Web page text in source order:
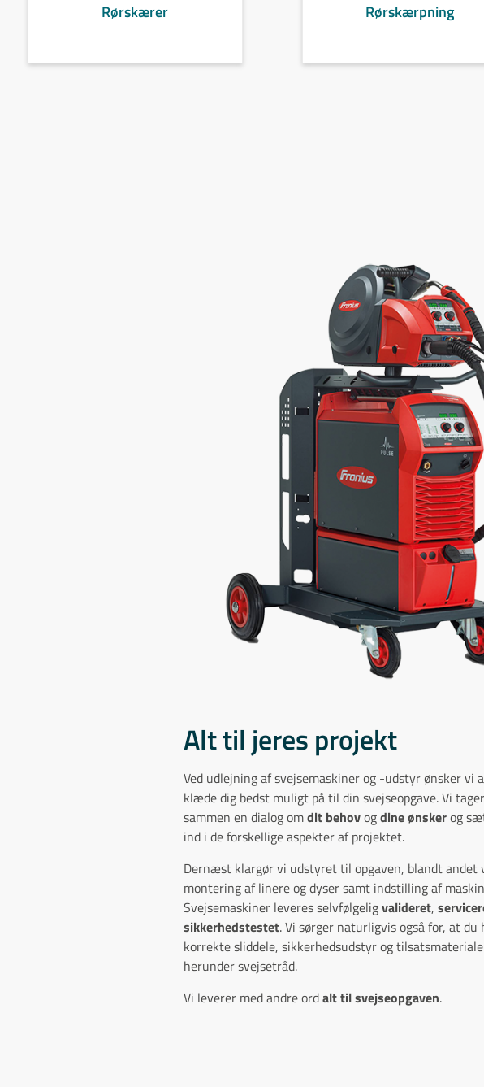
Rørskærer Rørskærpning
Alt til jeres projekt
Ved udlejning af svejsemaskiner og -udstyr ønsker vi
klæde dig bedst muligt på til din svejseopgave. Vi
sammen en dialog omdit behovogdine ønskerog
ind i de forskellige aspekter af projektet.
Dernæst klargør vi udstyret til opgaven, blandt andet
montering af linere og dyser samt indstilling af
Svejsemaskiner leveres selvfølgeligvalideret,
sikkerhedstestet. Vi sørger naturligvis også for, at du
korrekte sliddele, sikkerhedsudstyr og
herunder svejsetråd.
Vi leverer med andre ordalt til svejseopgaven.